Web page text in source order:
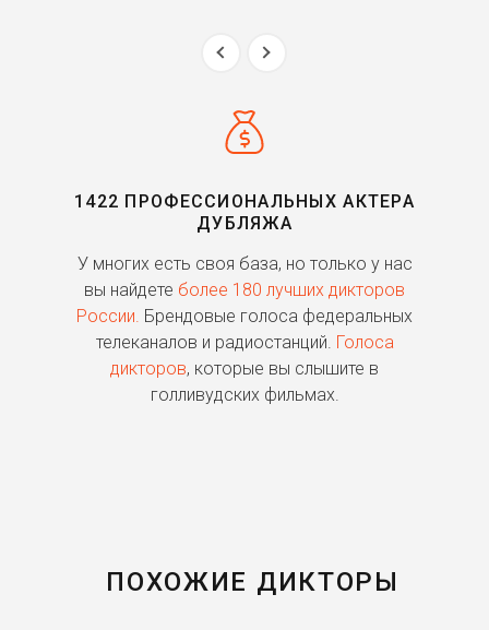
1422 ПРОФЕССИОНАЛЬНЫХ АКТЕРА
ДУБЛЯЖА
У многих есть своя база, но только у нас
вы найдете более 180 лучших дикторов
России. Брендовые голоса федеральных
телеканалов и радиостанций. Голоса
дикторов, которые вы слышите в
голливудских фильмах.
ПОХОЖИЕ ДИКТОРЫ